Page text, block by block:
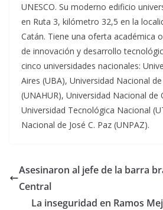
UNESCO. Su moderno edificio
en Ruta 3, kilómetro 32,5 en la
Catán. Tiene una oferta académica
de innovación y desarrollo
cinco universidades nacionales:
Aires (UBA), Universidad Nacional
(UNAHUR), Universidad Nacional de
Universidad Tecnológica Nacional
Nacional de José C. Paz (UNPAZ).
Asesinaron al jefe de la barra
Central
La inseguridad en Ramos